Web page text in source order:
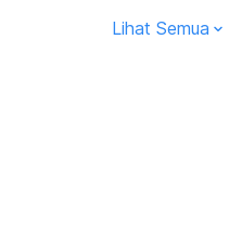
Lihat Semua